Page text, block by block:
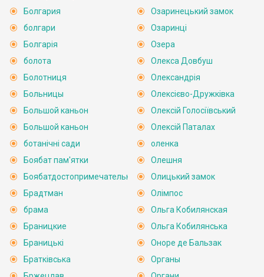
Болгария
болгари
Болгарія
болота
Болотниця
Больницы
Большой каньон
Большой каньон
ботанічні сади
Боябат пам'ятки
Боябатдостопримечательности
Брадтман
брама
Браницкие
Браницькі
Братківська
Озаринецький замок
Озаринці
Озера
Олекса Довбуш
Олександрія
Олексієво-Дружківка
Олексій Голосіївський
Олексій Паталах
оленка
Олешня
Олицький замок
Олімпос
Ольга Кобилянская
Ольга Кобилянська
Оноре де Бальзак
Органы